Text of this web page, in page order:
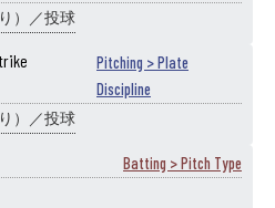
）／投球
Pitching > Plate
Discipline
）／投球
Batting > Pitch Type